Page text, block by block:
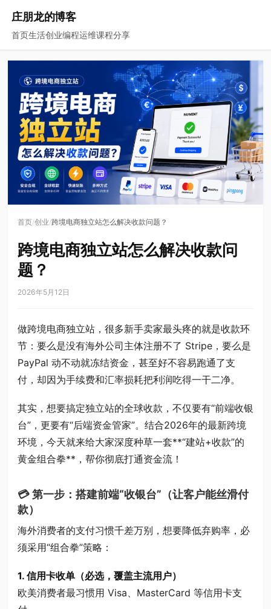
庄朋龙的博客
首页生活创业编程运维课程分享
首页/创业/跨境电商独立站怎么解决收款问题？
跨境电商独立站怎么解决收款问
题？
2026年5月12日
做跨境电商独立站，很多新手卖家最头疼的就是收款环
节：要么是没有海外公司主体注册不了 Stripe，要么是
PayPal 动不动就冻结资金，甚至好不容易跑通了支
付，却因为手续费和汇率损耗把利润吃得一干二净。
其实，想要搞定独立站的全球收款，不仅要有“前端收银
台”，更要有“后端资金管家”。结合2026年的最新跨境
环境，今天就来给大家深度种草一套**“建站+收款”的
黄金组合拳**，帮你彻底打通资金流！
💳 第一步：搭建前端“收银台”（让客户能丝滑付
款）
海外消费者的支付习惯千差万别，想要降低弃购率，必
须采用“组合拳”策略：
1. 信用卡收单（必选，覆盖主流用户）
欧美消费者最习惯用 Visa、MasterCard 等信用卡支